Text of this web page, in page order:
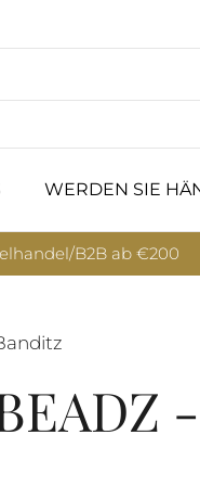
WERDEN SIE
B2B ab €200